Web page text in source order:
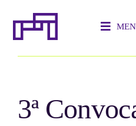
para
conteúdo
3ª